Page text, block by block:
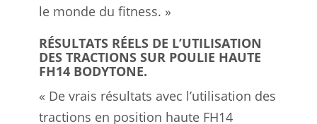
le monde du fitness. »
RÉSULTATS RÉELS DE L’UTILISATION
DES TRACTIONS SUR POULIE HAUTE
FH14 BODYTONE.
« De vrais résultats avec l’utilisation des
tractions en position haute FH14